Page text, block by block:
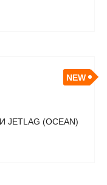
NEW
(OCEAN)